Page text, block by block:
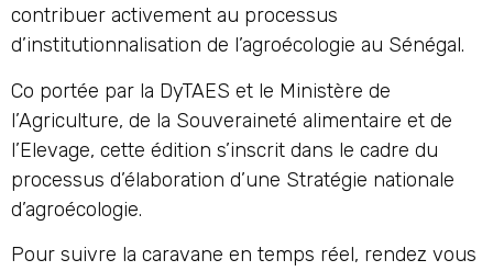
contribuer activement au processus
d’institutionnalisation de l’agroécologie au Sénégal.
Co portée par la DyTAES et le Ministère de
l’Agriculture, de la Souveraineté alimentaire et de
l’Elevage, cette édition s’inscrit dans le cadre du
processus d’élaboration d’une Stratégie nationale
d’agroécologie.
Pour suivre la caravane en temps réel, rendez vous